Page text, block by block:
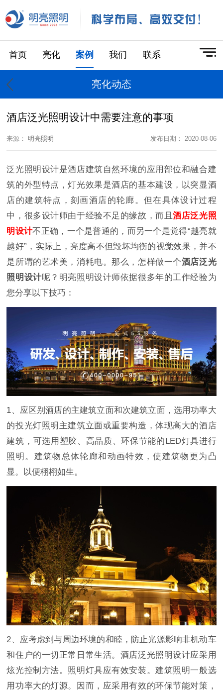
首页 亮化 案例 我们 联系
亮化动态
酒店泛光照明设计中需要注意的事项
来源：明亮照明 发布日期： 2020-08-06
泛光照明设计是酒店建筑自然环境的应用部位和融合建
筑的外型特点，灯光效果是酒店的基本建设，以突显酒
店的建筑特点，刻画酒店的轮廊。但在具体设计过程
中，很多设计师由于经验不足的缘故，而且酒店泛光照
明设计不正确，一个是普通的，而另一个是觉得“越亮就
越好”，实际上，亮度高不但毁坏均衡的视觉效果，并不
是所谓的艺术美，消耗电。那么，怎样做一个酒店泛光
照明设计呢？明亮照明设计师依据很多年的工作经验为
您分享以下技巧：
1、应区别酒店的主建筑立面和次建筑立面，选用功率大
的投光灯照明主建筑立面或重要构造，体现高大的酒店
建筑，可选用塑胶、高品质、环保节能的LED灯具进行
照明。建筑物总体轮廊和动画特效，使建筑物更为凸
显。以便栩栩如生。
2、应考虑到与周边环境的和睦，防止光源影响非机动车
和住户的一切正常日常生活。酒店泛光照明设计应采用
炫光控制方法。照明灯具应有效安装。建筑照明一般选
用功率大的灯源。因而，应采用有效的环保节能对策，